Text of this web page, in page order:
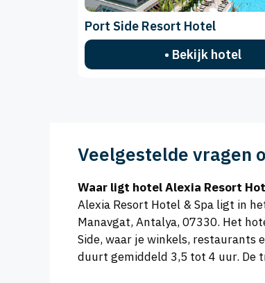
Port Side Resort Hotel
• Bekijk hotel
Veelgestelde vragen
Waar ligt hotel Alexia Resort
Alexia Resort Hotel & Spa ligt in
Manavgat, Antalya, 07330. Het
Side, waar je winkels, restaurants
duurt gemiddeld 3,5 tot 4 uur. De